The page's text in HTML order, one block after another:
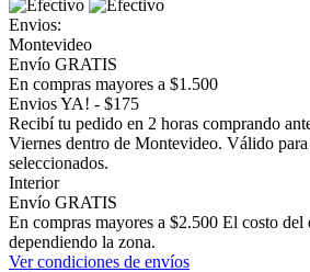
Envios:
Montevideo
Envío GRATIS
En compras mayores a $1.500
Envios YA! - $175
Recibí tu pedido en 2 horas comprando
Viernes dentro de Montevideo. Válido
seleccionados.
Interior
Envío GRATIS
En compras mayores a $2.500 El costo del
dependiendo la zona.
Ver condiciones de envíos